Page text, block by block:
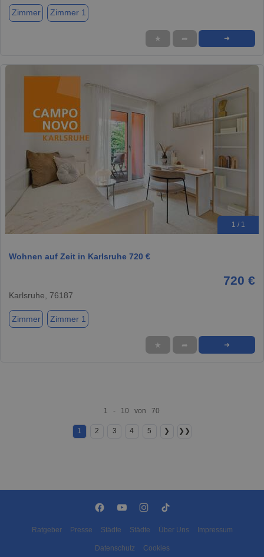
Zimmer Zimmer 1
★ ➦ ➜
1 / 1
Wohnen auf Zeit in Karlsruhe 720 €
720 €
Karlsruhe, 76187
Zimmer Zimmer 1
★ ➦ ➜
1 - 10 von 70
1 2 3 4 5 ❯ ❯❯
Ratgeber Presse Städte Städte Über Uns Impressum
Datenschutz Cookies